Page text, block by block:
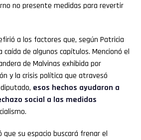
no presente medidas para revertir
a los factores que, según Patricia
caída de algunos capítulos. Mencionó el
de Malvinas exhibida por
y la crisis política que atravesó
esos hechos ayudaron a
social a las medidas
que su espacio buscará frenar el